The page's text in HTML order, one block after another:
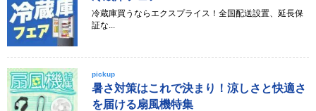
冷蔵庫買うならエクスプライス！全国配送設置、延長保
証な...
pickup
暑さ対策はこれで決まり！涼しさと快適さ
を届ける扇風機特集